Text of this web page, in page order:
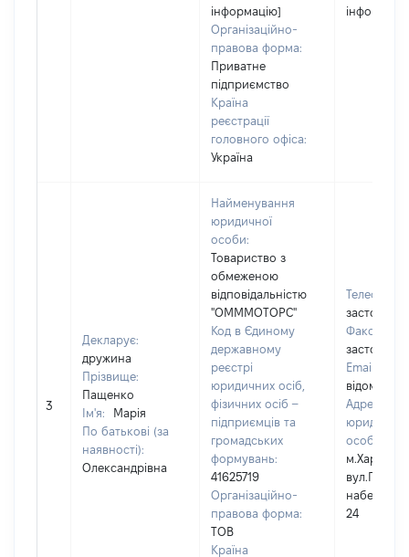
інформацію]
Організаційно-
правова форма:
Приватне
підприємство
Країна
реєстрації
головного офіса:
Україна
3
Декларує:
дружина
Прізвище:
Пащенко
Ім'я:
Марія
По батькові (за
наявності):
Олександрівна
Найменування
юридичної
особи:
Товариство з
обмеженою
відповідальністю
"ОМММОТОРС"
Код в Єдиному
державному
реєстрі
юридичних осіб,
фізичних осіб –
підприємців та
громадських
формувань:
41625719
Організаційно-
правова форма:
ТОВ
Країна
Телефон:
Факс:
Email:
відомо]
Адреса
юридичної
особи:
м.Харків,
24